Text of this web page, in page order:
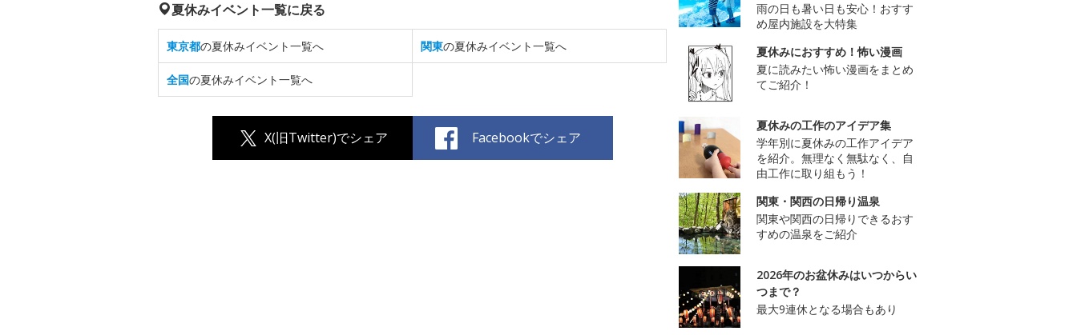
夏休みイベント一覧に戻る
東京都の夏休みイベント一覧へ 関東の夏休みイベント一覧へ
全国の夏休みイベント一覧へ
X(旧Twitter)でシェア Facebookでシェア
雨の日も暑い日も安心！おすす
め屋内施設を大特集
夏休みにおすすめ！怖い漫画
夏に読みたい怖い漫画をまとめ
てご紹介！
夏休みの工作のアイデア集
学年別に夏休みの工作アイデア
を紹介。無理なく無駄なく、自
由工作に取り組もう！
関東・関西の日帰り温泉
関東や関西の日帰りできるおす
すめの温泉をご紹介
2026年のお盆休みはいつからい
つまで？
最大9連休となる場合もあり